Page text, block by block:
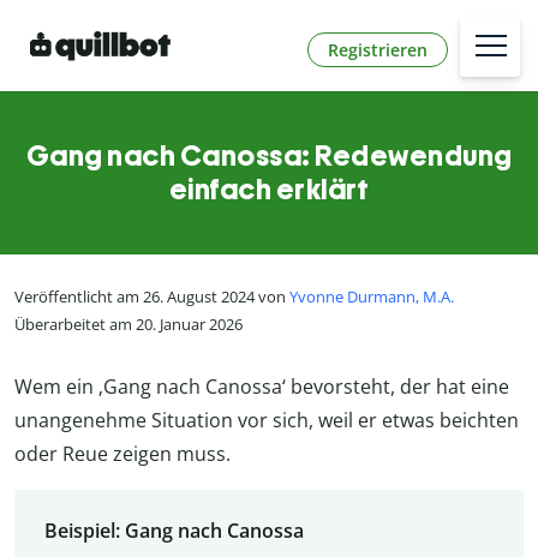
Registrieren
Gang nach Canossa: Redewendung
einfach erklärt
Veröffentlicht am 26. August 2024 von Yvonne Durmann, M.A.
Überarbeitet am 20. Januar 2026
Wem ein ‚Gang nach Canossa‘ bevorsteht, der hat eine
unangenehme Situation vor sich, weil er etwas beichten
oder Reue zeigen muss.
Beispiel: Gang nach Canossa